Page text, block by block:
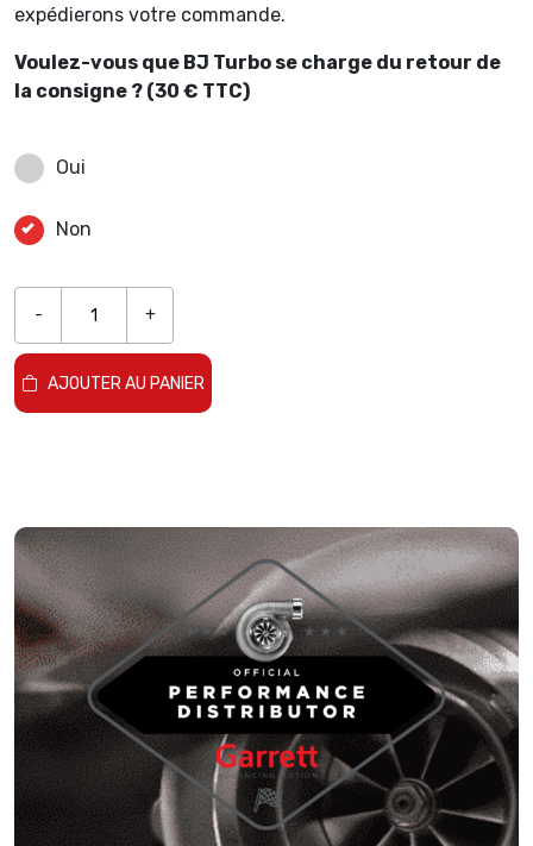
expédierons votre commande.
Voulez-vous que BJ Turbo se charge du retour de
la consigne ? (30 € TTC)
Oui
Non
- +
AJOUTER AU PANIER